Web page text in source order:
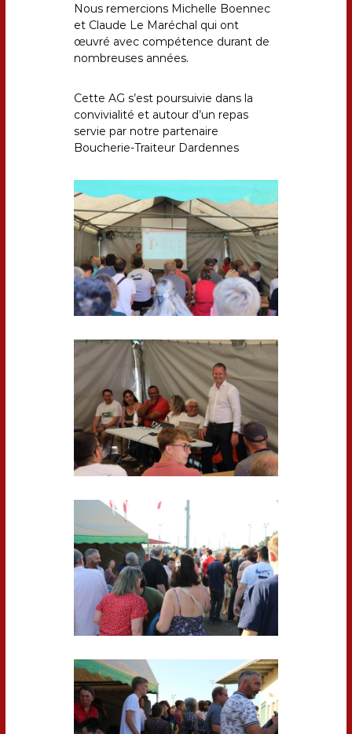
Nous remercions Michelle Boennec
et Claude Le Maréchal qui ont
œuvré avec compétence durant de
nombreuses années.
Cette AG s’est poursuivie dans la
convivialité et autour d’un repas
servie par notre partenaire
Boucherie-Traiteur Dardennes